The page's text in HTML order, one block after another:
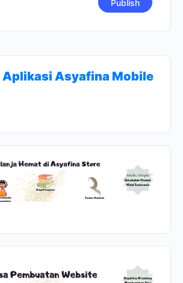
Aplikasi Asyafina Mobile